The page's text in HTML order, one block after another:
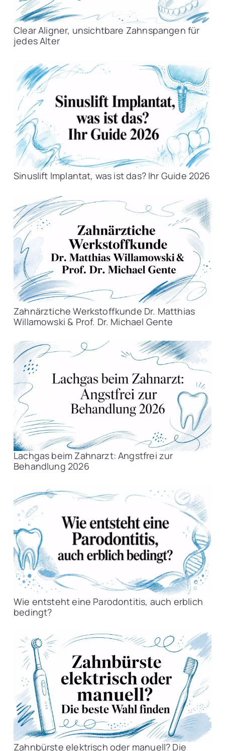
Clear Aligner, unsichtbare Zahnspangen für
jedes Alter
Sinuslift Implantat, was ist das? Ihr Guide 2026
Zahnärztiche Werkstoffkunde Dr. Matthias
Willamowski & Prof. Dr. Michael Gente
Lachgas beim Zahnarzt: Angstfrei zur
Behandlung 2026
Wie entsteht eine Parodontitis, auch erblich
bedingt?
Zahnbürste elektrisch oder manuell? Die